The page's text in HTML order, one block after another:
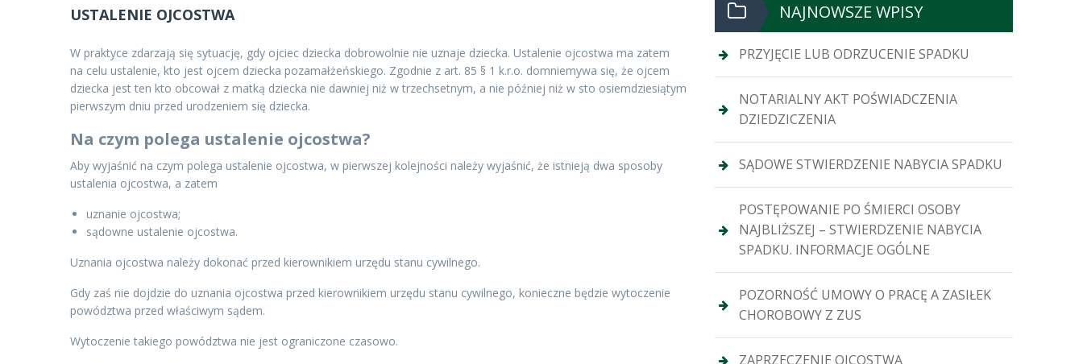
USTALENIE OJCOSTWA
W praktyce zdarzają się sytuację, gdy ojciec dziecka dobrowolnie nie uznaje dziecka. Ustalenie ojcostwa ma zatem
na celu ustalenie, kto jest ojcem dziecka pozamałżeńskiego. Zgodnie z art. 85 § 1 k.r.o. domniemywa się, że ojcem
dziecka jest ten kto obcował z matką dziecka nie dawniej niż w trzechsetnym, a nie później niż w sto osiemdziesiątym
pierwszym dniu przed urodzeniem się dziecka.
Na czym polega ustalenie ojcostwa?
Aby wyjaśnić na czym polega ustalenie ojcostwa, w pierwszej kolejności należy wyjaśnić, że istnieją dwa sposoby
ustalenia ojcostwa, a zatem
uznanie ojcostwa;
sądowne ustalenie ojcostwa.
Uznania ojcostwa należy dokonać przed kierownikiem urzędu stanu cywilnego.
Gdy zaś nie dojdzie do uznania ojcostwa przed kierownikiem urzędu stanu cywilnego, konieczne będzie wytoczenie
powództwa przed właściwym sądem.
Wytoczenie takiego powództwa nie jest ograniczone czasowo.
NAJNOWSZE WPISY
PRZYJĘCIE LUB ODRZUCENIE SPADKU
NOTARIALNY AKT POŚWIADCZENIA
DZIEDZICZENIA
SĄDOWE STWIERDZENIE NABYCIA SPADKU
POSTĘPOWANIE PO ŚMIERCI OSOBY
NAJBLIŻSZEJ – STWIERDZENIE NABYCIA
SPADKU. INFORMACJE OGÓLNE
POZORNOŚĆ UMOWY O PRACĘ A ZASIŁEK
CHOROBOWY Z ZUS
ZAPRZECZENIE OJCOSTWA